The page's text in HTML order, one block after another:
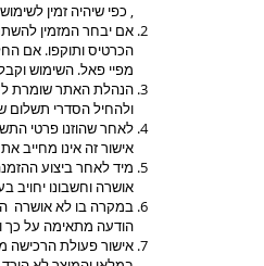
, כפי שיהיה זמין
אם יבחר המזמין
הכרטיס ותוקפו. אם
מפיי פאל. השימוש
הנהלת האתר שומרת
ולהחיל הסדרי תשלום
לאחר שהוזנו פרטי
אישור זה אינו מחייב
מיד לאחר ביצוע
אושרה וחשבונו יחויב
במקרה בו לא אושרה
הודעה מתאימה על כך
אישור פעולת הרכישה